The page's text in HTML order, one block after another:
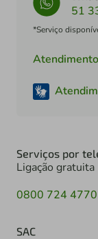
51
*Serviço
Serviços por
Ligação gratuita
0800 724 4770
SAC